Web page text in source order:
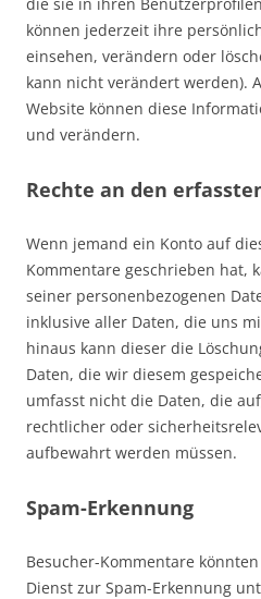
können jederzeit ihre
einsehen, verändern oder
kann nicht verändert werden).
Website können diese
und verändern.
Rechte an den
Wenn jemand ein Konto auf
Kommentare geschrieben hat,
seiner personenbezogenen
inklusive aller Daten, die uns
hinaus kann dieser die
Daten, die wir diesem
umfasst nicht die Daten, die
rechtlicher oder
aufbewahrt werden müssen.
Spam-Erkennung
Besucher-Kommentare
Dienst zur Spam-Erkennung